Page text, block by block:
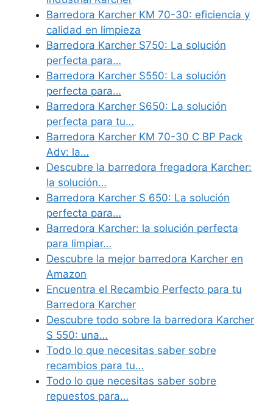
Barredora Karcher KM 70-30: eficiencia y
calidad en limpieza
Barredora Karcher S750: La solución
perfecta para…
Barredora Karcher S550: La solución
perfecta para…
Barredora Karcher S650: La solución
perfecta para tu…
Barredora Karcher KM 70-30 C BP Pack
Adv: la…
Descubre la barredora fregadora Karcher:
la solución…
Barredora Karcher S 650: La solución
perfecta para…
Barredora Karcher: la solución perfecta
para limpiar…
Descubre la mejor barredora Karcher en
Amazon
Encuentra el Recambio Perfecto para tu
Barredora Karcher
Descubre todo sobre la barredora Karcher
S 550: una…
Todo lo que necesitas saber sobre
recambios para tu…
Todo lo que necesitas saber sobre
repuestos para…